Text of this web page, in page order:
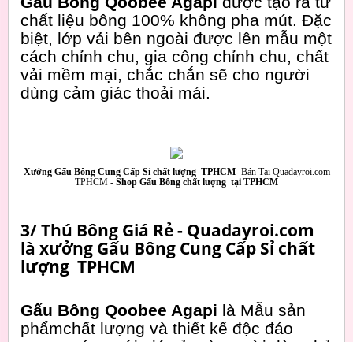
chất liệu bông 100% không pha mút. Đặc
biệt, lớp vải bên ngoài được lên mẫu một
cách chỉnh chu, gia công chỉnh chu, chất
vải mềm mại, chắc chắn sẽ cho người
dùng cảm giác thoải mái.
Xưởng Gấu Bông Cung Cấp Sỉ chất lượng TPHCM-Bán Tại Quadayroi.com
TPHCM - Shop Gấu Bông chất lượng tại TPHCM
3/ Thú Bông Giá Rẻ - Quadayroi.com
là xưởng Gấu Bông Cung Cấp Sỉ chất
lượng TPHCM
Gấu Bông Qoobee Agapi là Mẫu sản
phẩmchất lượng và thiết kế độc đáo